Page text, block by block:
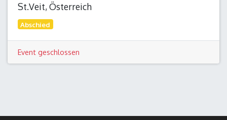
St.Veit,Österreich
Abschied
Event geschlossen